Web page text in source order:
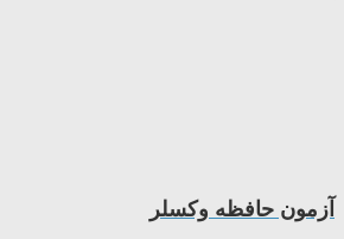
آزمون حافظه وکسلر